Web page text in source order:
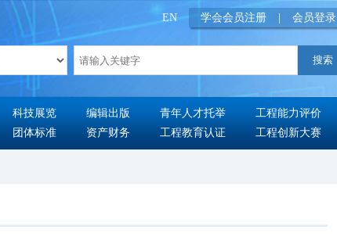
学会会员注册 会员登录
EN
科技展览 编辑出版 青年人才托举
工程能力评价
团体标准 资产财务 工程教育认证 工程创新大赛